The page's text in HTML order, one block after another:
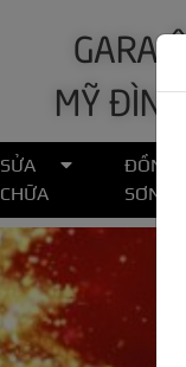
GARA
MỸ
SỬA
CHỮA
ĐỒNG
SƠN